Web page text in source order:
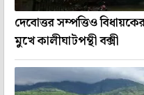
দেবোত্তর সম্পত্তিও
মুখে কালীঘাটপন্থী বক্সী